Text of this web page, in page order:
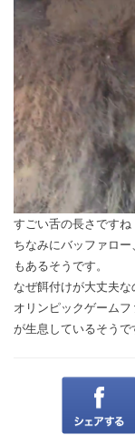
すごい舌の長さですね
ちなみにバッファロ
もあるそうです。
なぜ餌付けが大丈夫な
オリンピックゲーム
が生息しているそうで